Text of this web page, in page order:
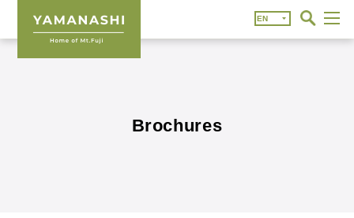
Brochures